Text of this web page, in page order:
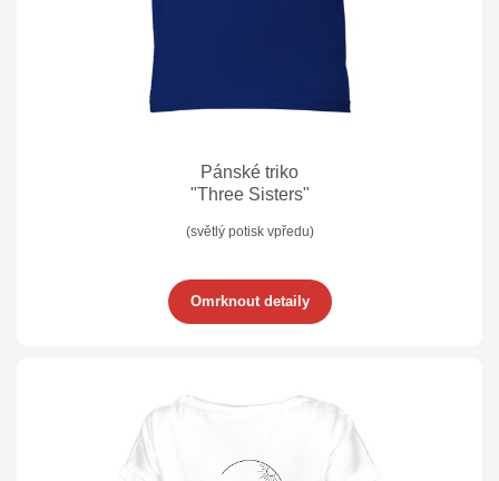
Pánské triko
"Three Sisters"
(světlý potisk vpředu)
Omrknout detaily